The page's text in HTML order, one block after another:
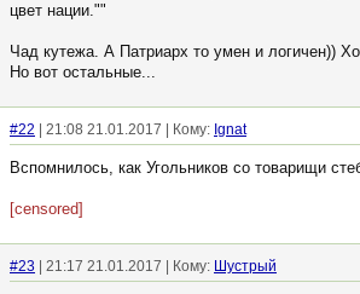
цвет нации.""
Чад кутежа. А Патриарх то умен и логичен))
Но вот остальные...
#22 | 21:08 21.01.2017 | Кому: Ignat
Вспомнилось, как Угольников со товарищи
[censored]
#23 | 21:17 21.01.2017 | Кому: Шустрый